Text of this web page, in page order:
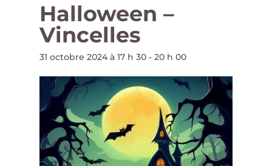
Halloween –
Vincelles
31 octobre 2024 à 17 h 30- 20 h 00